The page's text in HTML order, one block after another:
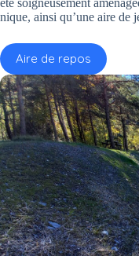
nique, ainsi qu’une aire de
Aire de repos